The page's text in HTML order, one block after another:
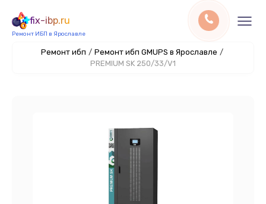
fix-ibp.ru
Ремонт ИБП в Ярославле
Ремонт ибп / Ремонт ибп GMUPS в Ярославле /
PREMIUM SK 250/33/V1